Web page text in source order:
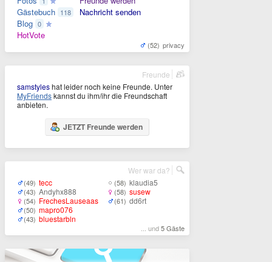
Gästebuch 118
Blog 0
HotVote
Nachricht senden
(52) privacy
samstyleshat leider noch keine Freunde. Unter
MyFriendskannst du ihm/ihr die Freundschaft
anbieten.
JETZT Freunde werden
Freunde
(49) tecc
(43) Andyhx888
(54) FrechesLauseaas
(50) mapro076
(43) bluestarbln
(58) klaudia5
(58) susew
(61) dd6rt
... und5 Gäste
Wer war da?